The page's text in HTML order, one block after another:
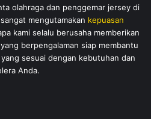
olahraga dan penggemar jersey di
mengutamakan kepuasan
kami selalu berusaha memberikan
berpengalaman siap membantu
sesuai dengan kebutuhan dan
Anda.